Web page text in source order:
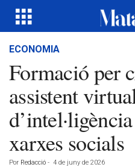
ECONOMIA
Formació per
assistent
xarxes socials
Por Redacció - 4 de juny de 2026